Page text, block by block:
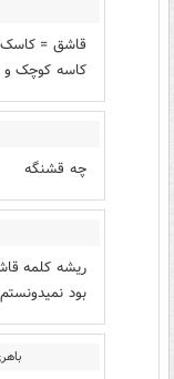
قاشق =
کاسه کوچک و
چه قشنگه
ریشه کلمه
بود نمیدونستم